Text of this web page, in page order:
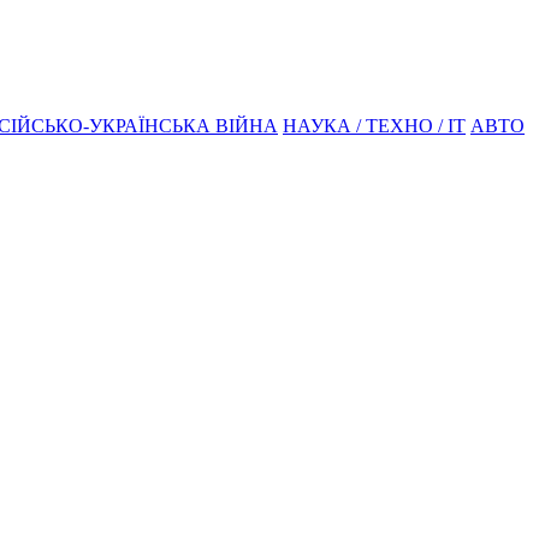
УКРАЇНСЬКА ВІЙНА НАУКА / ТЕХНО / IT АВТО